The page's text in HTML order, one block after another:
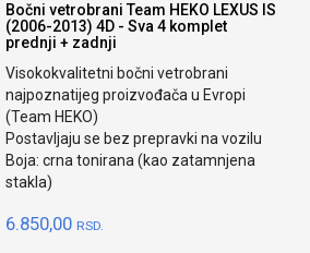
Bočni vetrobrani Team HEKO LEXUS IS
(2006-2013) 4D - Sva 4 komplet
prednji + zadnji
Visokokvalitetni bočni vetrobrani
najpoznatijeg proizvođača u Evropi
(Team HEKO)
Postavljaju se bez prepravki na vozilu
Boja: crna tonirana (kao zatamnjena
stakla)
6.850,00 RSD.